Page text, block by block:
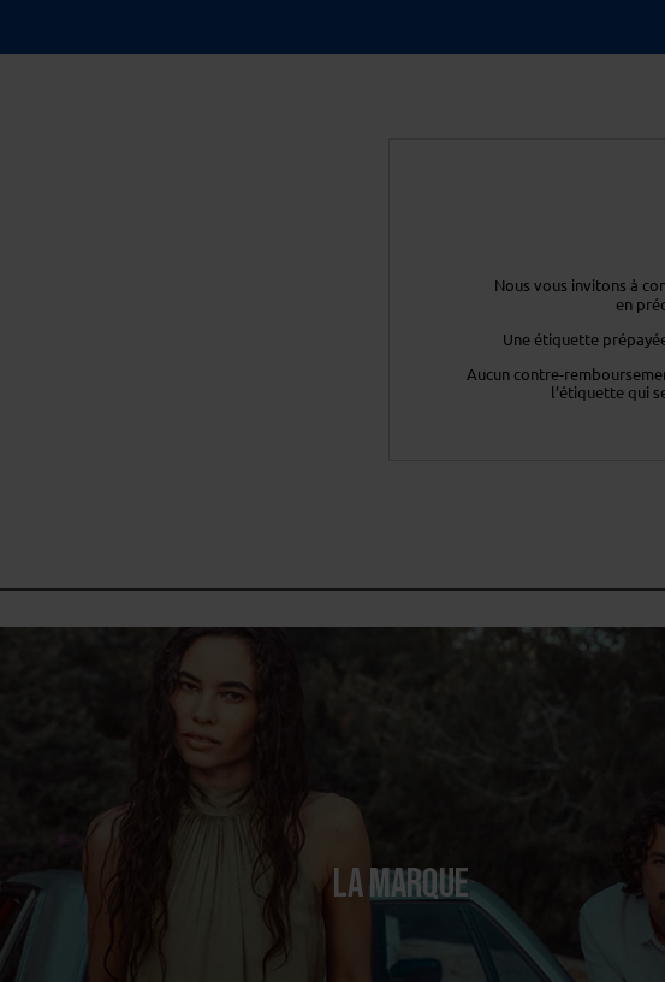
Nous vous invitons à
en
Une étiquette
Aucun contre-
l’étiquettequi
LA MARQUE